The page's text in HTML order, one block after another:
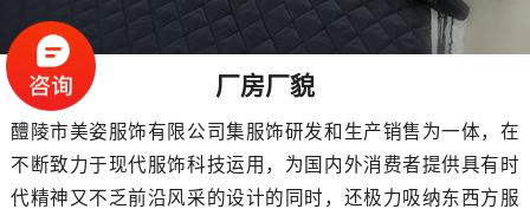
厂房厂貌
醴陵市美姿服饰有限公司集服饰研发和生产销售为一体，在
不断致力于现代服饰科技运用，为国内外消费者提供具有时
代精神又不乏前沿风采的设计的同时，还极力吸纳东西方服